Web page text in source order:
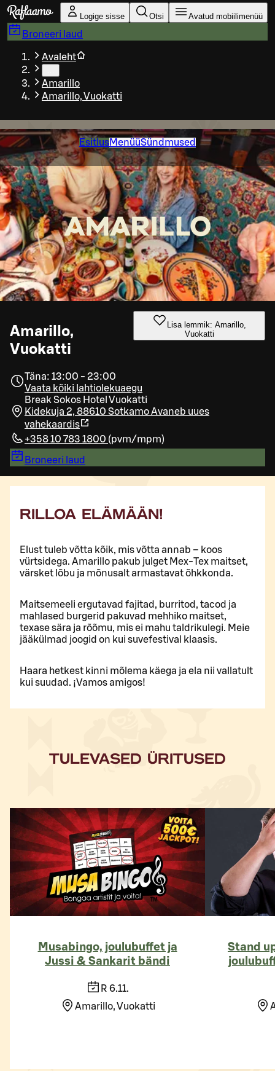
Liigu peamise sisu juurde
Logige sisse Otsi Avatud mobiilimenüü
Broneeri laud
Avaleht
Amarillo
Amarillo, Vuokatti
EsitlusMenüüSündmused
Amarillo,
Vuokatti
Lisa lemmik: Amarillo,
Vuokatti
Täna: 13:00 - 23:00
Vaata kõiki lahtiolekuaegu
Break Sokos Hotel Vuokatti
Kidekuja 2, 88610 SotkamoAvaneb uues
vahekaardis
+358 10 783 1800 (pvm/mpm)
Broneeri laud
RILLOA ELÄMÄÄN!
Elust tuleb võtta kõik, mis võtta annab – koos
vürtsidega. Amarillo pakub julget Mex-Tex maitset,
värsket lõbu ja mõnusalt armastavat õhkkonda.
Maitsemeeli ergutavad fajitad, burritod, tacod ja
mahlased burgerid pakuvad mehhiko maitset,
texase sära ja rõõmu, mis ei mahu taldrikulegi. Meie
jääkülmad joogid on kui suvefestival klaasis.
Haara hetkest kinni mõlema käega ja ela nii vallatult
kui suudad. ¡Vamos amigos!
TULEVASED ÜRITUSED
Musabingo, joulubuffet ja
Jussi & Sankarit bändi
R 6.11.
Amarillo, Vuokatti
Stand